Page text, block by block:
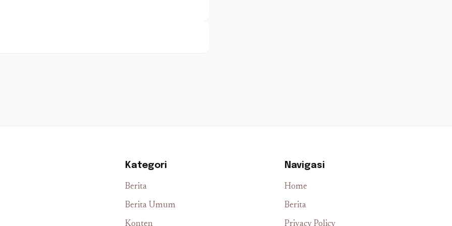
Kategori
Berita
Berita Umum
Konten
Navigasi
Home
Berita
Privacy Policy